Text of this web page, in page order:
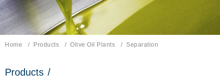
Home Products Olive Oil Plants Current page:
Separation
Products /